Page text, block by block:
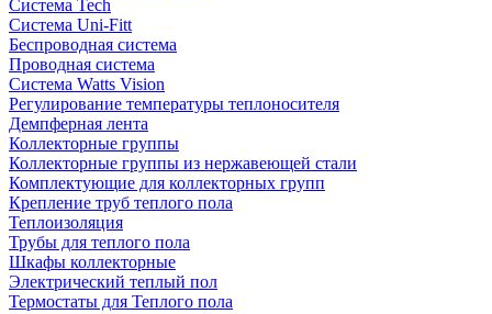
Система Tech
Система Uni-Fitt
Беспроводная система
Проводная система
Система Watts Vision
Регулирование температуры теплоносителя
Демпферная лента
Коллекторные группы
Коллекторные группы из нержавеющей стали
Комплектующие для коллекторных групп
Крепление труб теплого пола
Теплоизоляция
Трубы для теплого пола
Шкафы коллекторные
Электрический теплый пол
Термостаты для Теплого пола